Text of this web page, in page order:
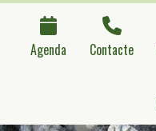
Agenda Contacte